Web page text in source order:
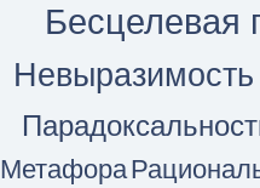
Бесцелевая
Метафора